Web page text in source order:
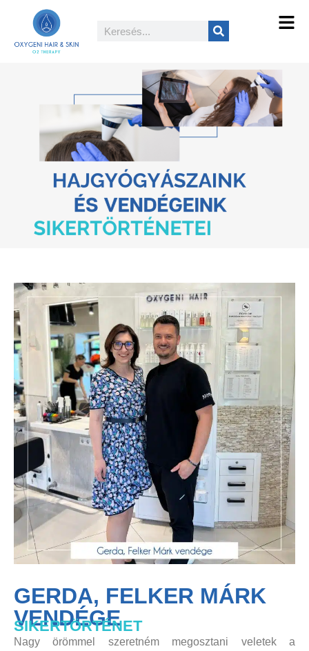
GERDA, FELKER MÁRK
VENDÉGE
SIKERTÖRTÉNET
Nagy örömmel szeretném megosztani veletek a